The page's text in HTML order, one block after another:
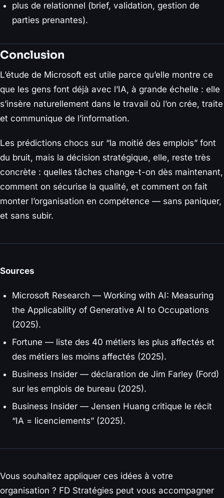
plus de relationnel (brief, validation, gestion de
parties prenantes).
Conclusion
L’étude de Microsoft est utile parce qu’elle montre ce
que les gens font déjà avec l’IA, à grande échelle : elle
s’insère naturellement dans le travail où l’on crée, traite
et communique de l’information.
Les prédictions chocs sur “la moitié des emplois” font
du bruit, mais la décision stratégique, elle, reste très
concrète : quelles tâches change-t-on dès maintenant,
comment on sécurise la qualité, et comment on fait
monter l’organisation en compétence — sans paniquer,
et sans subir.
Sources
Microsoft Research — Working with AI: Measuring
the Applicability of Generative AI to Occupations
(2025).
Fortune — liste des 40 métiers les plus affectés et
des métiers les moins affectés (2025).
Business Insider — déclaration de Jim Farley (Ford)
sur les emplois de bureau (2025).
Business Insider — Jensen Huang critique le récit
“IA = licenciements” (2025).
Vous souhaitez appliquer ces idées à votre
organisation ? FD Stratégies peut vous accompagner